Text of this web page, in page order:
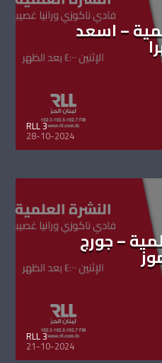
– اسعد
RLL 3
28-10-2024
– جورج
RLL 3
21-10-2024